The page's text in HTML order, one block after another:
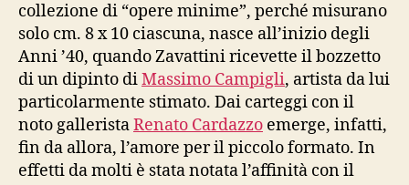
collezione di “opere minime”, perché misurano
solo cm. 8 x 10 ciascuna, nasce all’inizio degli
Anni ’40, quando Zavattini ricevette il bozzetto
di un dipinto diMassimo Campigli, artista da lui
particolarmente stimato. Dai carteggi con il
noto galleristaRenato Cardazzo emerge, infatti,
fin da allora, l’amore per il piccolo formato. In
effetti da molti è stata notata l’affinità con il